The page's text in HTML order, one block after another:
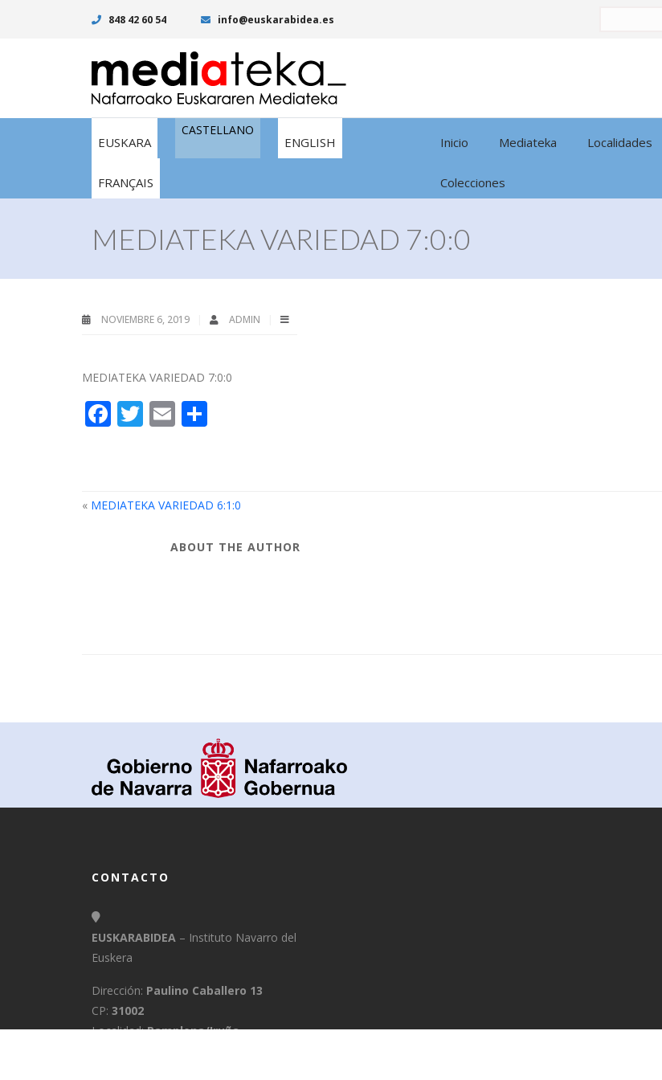
848 42 60 54 info@euskarabidea.es
EUSKARA
CASTELLANO
ENGLISH
FRANÇAIS
Inicio Mediateka Localidades
Colecciones
MEDIATEKA VARIEDAD 7:0:0
NOVIEMBRE 6, 2019 ADMIN
MEDIATEKA VARIEDAD 7:0:0
Facebook
Twitter
Email
« MEDIATEKA VARIEDAD 6:1:0
ABOUT THE AUTHOR
CONTACTO
EUSKARABIDEA – Instituto Navarro del
Euskera
Dirección: Paulino Caballero 13
CP: 31002
Localidad:Pamplona/Iruña